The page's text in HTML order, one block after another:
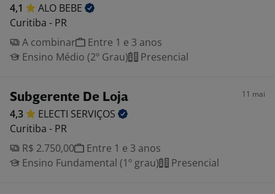
4,1 ALO BEBE
Curitiba - PR
A combinar
Entre 1 e 3 anos
Ensino Médio (2º Grau)
Presencial
Subgerente De Loja 11 mai
4,3 ELECTI SERVIÇOS
Curitiba - PR
R$ 2.750,00
Entre 1 e 3 anos
Ensino Fundamental (1º grau)
Presencial